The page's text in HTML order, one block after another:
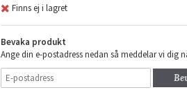
Finns ej i lagret
Bevaka produkt
Ange din e-postadress nedan så meddelar vi dig